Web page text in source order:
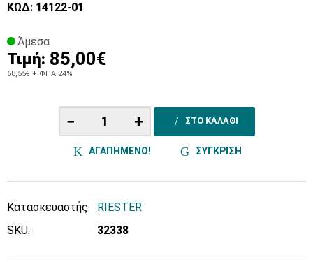
ΚΩΔ: 14122-01
Άμεσα
Τιμή: 85,00€
68,55€ + ΦΠΑ 24%
− + ΣΤΟ ΚΑΛΑΘΙ
ΑΓΑΠΗΜΕΝΟ! ΣΥΓΚΡΙΣΗ
Κατασκευαστής:
RIESTER
SKU:
32338